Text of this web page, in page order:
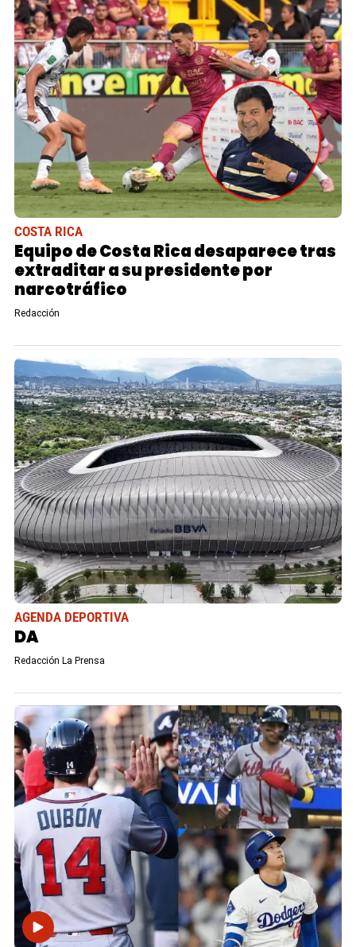
COSTA RICA
Equipo de Costa Rica desaparece tras
extraditar a su presidente por
narcotráfico
Redacción
AGENDA DEPORTIVA
DA
Redacción La Prensa